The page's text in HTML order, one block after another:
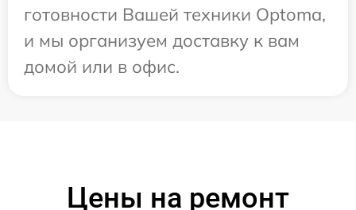
готовности Вашей техники Optoma,
и мы организуем доставку к вам
домой или в офис.
Цены на ремонт